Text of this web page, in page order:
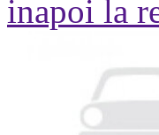
inapoi la